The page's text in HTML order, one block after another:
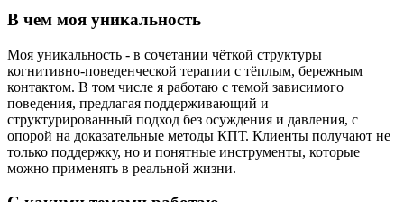
В чем моя уникальность
Моя уникальность - в сочетании чёткой структуры
когнитивно-поведенческой терапии с тёплым, бережным
контактом. В том числе я работаю с темой зависимого
поведения, предлагая поддерживающий и
структурированный подход без осуждения и давления, с
опорой на доказательные методы КПТ. Клиенты получают не
только поддержку, но и понятные инструменты, которые
можно применять в реальной жизни.